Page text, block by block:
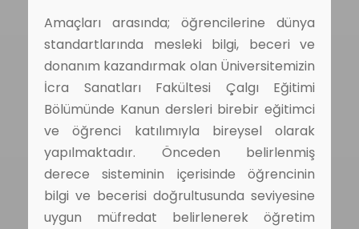
Amaçları arasında; öğrencilerine dünya
standartlarında mesleki bilgi, beceri ve
donanım kazandırmak olan Üniversitemizin
İcra Sanatları Fakültesi Çalgı Eğitimi
Bölümünde Kanun dersleri birebir eğitimci
ve öğrenci katılımıyla bireysel olarak
yapılmaktadır. Önceden belirlenmiş
derece sisteminin içerisinde öğrencinin
bilgi ve becerisi doğrultusunda seviyesine
uygun müfredat belirlenerek öğretim